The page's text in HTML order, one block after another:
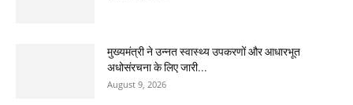
मुख्यमंत्री ने उन्नत स्वास्थ्य उपकरणों और आधारभूत
अधोसंरचना के लिए जारी...
August 9, 2026